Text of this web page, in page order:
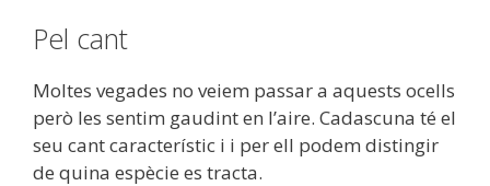
Pel cant
Moltes vegades no veiem passar a aquests ocells
però les sentim gaudint en l’aire. Cadascuna té el
seu cant característic i i per ell podem distingir
de quina espècie es tracta.